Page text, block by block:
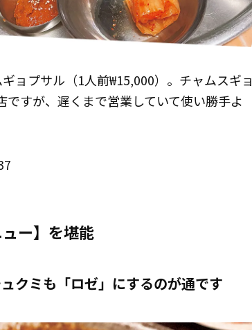
ョプサル（1人前₩15,000）。チャムスギョ
ですが、遅くまで営業していて使い勝手よ
ー】を堪能
クミも「ロゼ」にするのが通です